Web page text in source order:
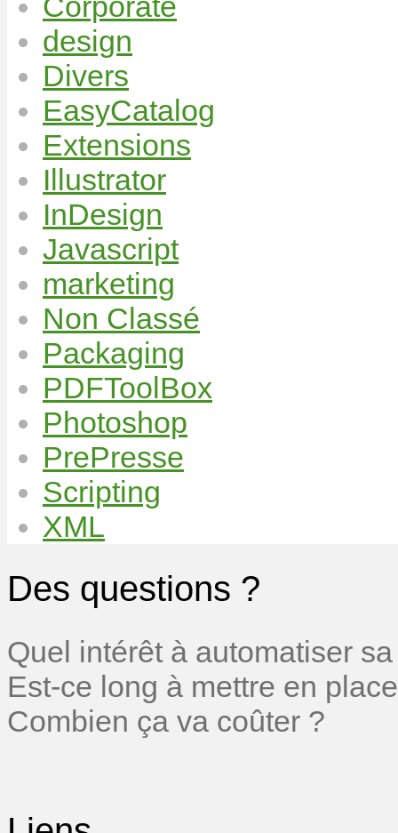
design
Divers
EasyCatalog
Extensions
Illustrator
InDesign
Javascript
marketing
Non Classé
Packaging
PDFToolBox
Photoshop
PrePresse
Scripting
XML
Des questions ?
Quel intérêt à automatiser
Est-ce long à mettre en
Combien ça va coûter ?